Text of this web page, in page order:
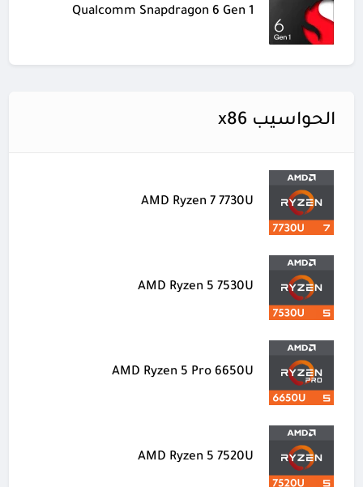
Qualcomm Snapdragon 6 Gen 1
الحواسيب x86
AMD Ryzen 7 7730U
AMD Ryzen 5 7530U
AMD Ryzen 5 Pro 6650U
AMD Ryzen 5 7520U